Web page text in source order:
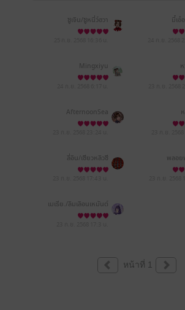
ซูเจิน/ซูหนี่ว์ฮวา มี๋เอ๋
Mingxiyu
AfternoonSea
ลี่อิน/เซียวหลิวซี พลอย
เมเธีย./ลืมเลือน​เหมันต์​
หน้าที่ 1